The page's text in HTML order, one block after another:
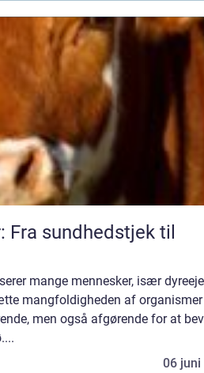
sundhedstjek til
mange mennesker, især
mangfoldigheden af
men også afgørende for at
06 juni